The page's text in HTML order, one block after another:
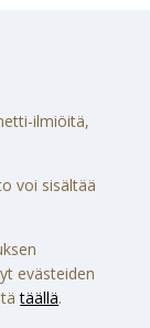
ilmiöitä,
voi sisältää
evästeiden
täällä.